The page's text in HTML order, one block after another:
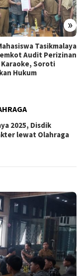
»
Tasikmalaya
Audit Perizinan
Soroti
Hukum
2025, Disdik
lewat Olahraga